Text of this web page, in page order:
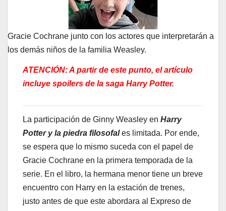
Gracie Cochrane junto con los actores que interpretarán a
los demás niños de la familia Weasley.
ATENCIÓN: A partir de este punto, el artículo
incluye spoilers de la saga Harry Potter.
La participación de Ginny Weasley en Harry
Potter y la piedra filosofales limitada. Por ende,
se espera que lo mismo suceda con el papel de
Gracie Cochrane en la primera temporada de la
serie. En el libro, la hermana menor tiene un breve
encuentro con Harry en la estación de trenes,
justo antes de que este abordara al Expreso de